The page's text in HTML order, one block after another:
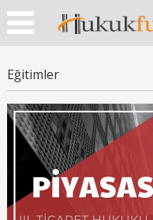
Eğitimler